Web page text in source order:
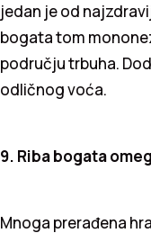
jedan je od
bogata tom
području trbuha.
odličnog voća.
9. Riba bogata
Mnoga prerađena